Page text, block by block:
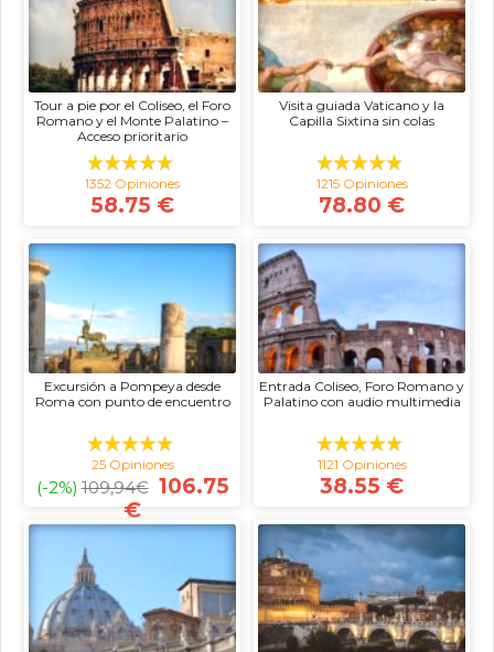
Tour a pie por el Coliseo, el Foro
Romano y el Monte Palatino –
Acceso prioritario
1352 Opiniones
58.75 €
Visita guiada Vaticano y la
Capilla Sixtina sin colas
1215 Opiniones
78.80 €
Excursión a Pompeya desde
Roma con punto de encuentro
25 Opiniones
(-2%) 109,94€ 106.75
€
Entrada Coliseo, Foro Romano y
Palatino con audio multimedia
1121 Opiniones
38.55 €